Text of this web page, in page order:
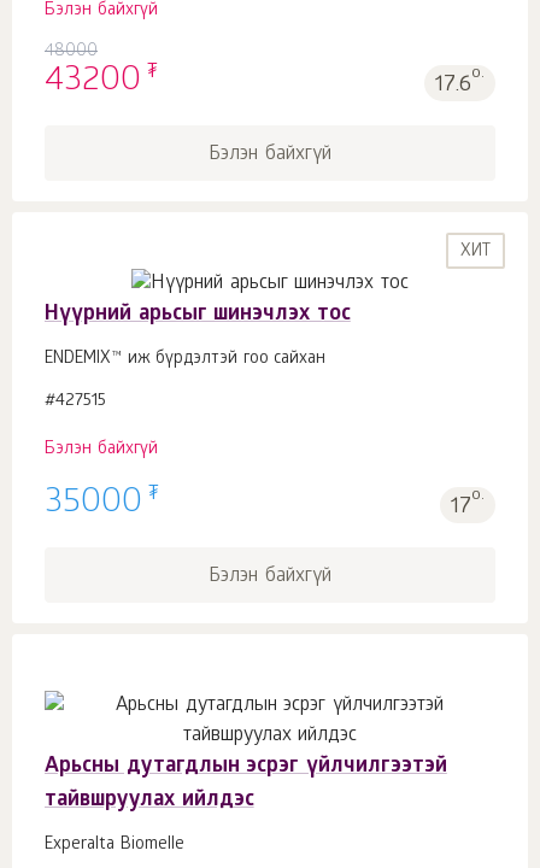
Бэлэн байхгүй
48000
43200 ₮ 17.6о.
Бэлэн байхгүй
ХИТ
Нүүрний арьсыг шинэчлэх тос
ENDEMIX™ иж бүрдэлтэй гоо сайхан
#427515
Бэлэн байхгүй
35000 ₮ 17о.
Бэлэн байхгүй
Арьсны дутагдлын эсрэг үйлчилгээтэй
тайвшруулах ийлдэс
Experalta Biomelle